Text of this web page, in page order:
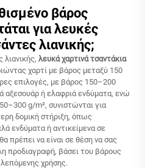
βάρος
για λευκές
λιανικής;
λιανικής, λευκά χαρτινά τσαντάκια
χαρτί με βάρος μεταξύ 150
επιλογές, με βάρος 150–200
αξεσουάρ ή ελαφριά ενδύματα, ενώ
g/m², συνιστώνται για
δομική στήριξη, όπως
ενδύματα ή αντικείμενα σε
πρέπει να είναι σε θέση να σας
προδιαγραφή, βάσει του βάρους
χρήσης.